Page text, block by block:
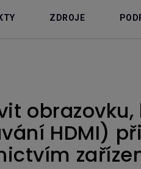
ZDROJE
obrazovku,
HDMI)